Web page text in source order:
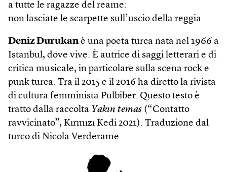
a tutte le ragazze del reame:
non lasciate le scarpette sull’uscio della reggia
Deniz Durukanè una poeta turca nata nel 1966 a
Istanbul, dove vive. È autrice di saggi letterari e di
critica musicale, in particolare sulla scena rock e
punk turca. Tra il 2015 e il 2016 ha diretto la rivista
di cultura femminista Pulbiber. Questo testo è
tratto dalla raccolta Yakın temas (“Contatto
ravvicinato”, Kırmızı Kedi 2021). Traduzione dal
turco di Nicola Verderame.